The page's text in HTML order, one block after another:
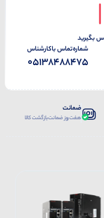
بگیرید
شماره‌تماس‌ با‌کارشناس
05138488475
ضمانت
هفت روز ضمانت بازگشت کالا